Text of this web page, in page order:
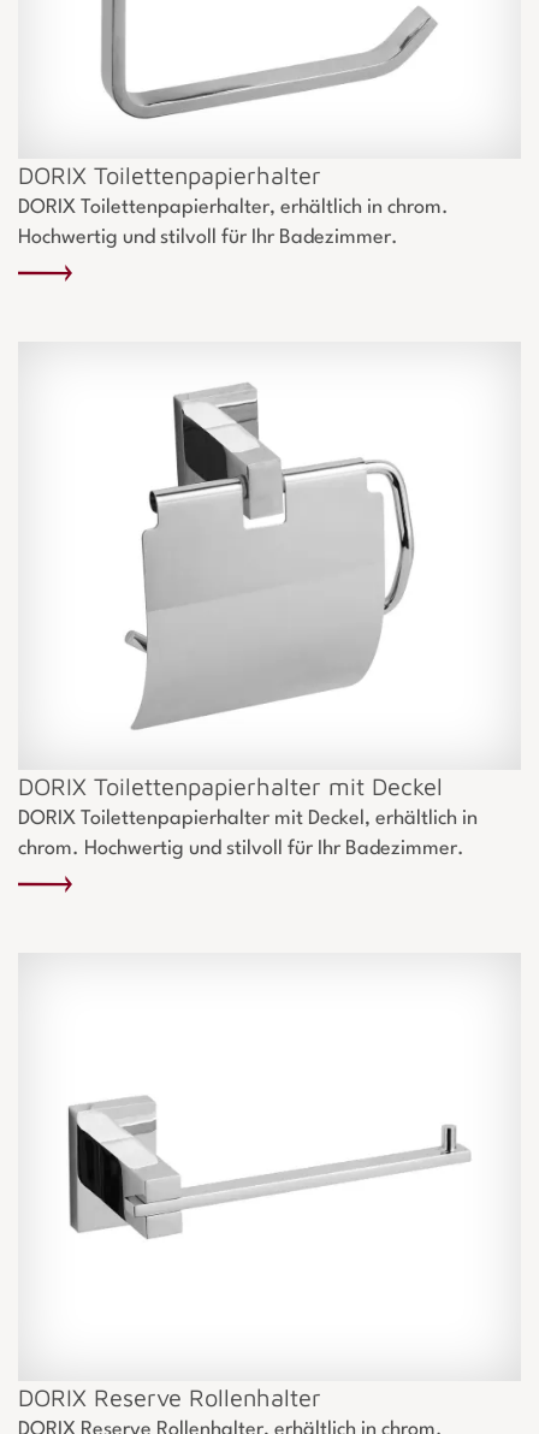
DORIX Toilettenpapierhalter
DORIX Toilettenpapierhalter, erhältlich in chrom.
Hochwertig und stilvoll für Ihr Badezimmer.
DORIX Toilettenpapierhalter mit Deckel
DORIX Toilettenpapierhalter mit Deckel, erhältlich in
chrom. Hochwertig und stilvoll für Ihr Badezimmer.
DORIX Reserve Rollenhalter
DORIX Reserve Rollenhalter, erhältlich in chrom.